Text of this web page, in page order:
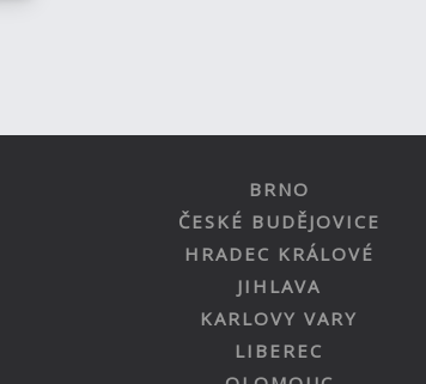
BRNO
ČESKÉ BUDĚJOVICE
HRADEC KRÁLOVÉ
JIHLAVA
KARLOVY VARY
LIBEREC